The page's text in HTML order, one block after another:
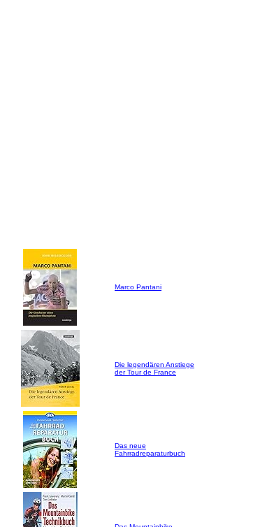
Marco Pantani
Die legendären Anstiege
der Tour de France
Das neue
Fahrradreparaturbuch